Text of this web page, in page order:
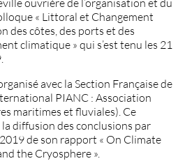
ouvrière de l’organisation et du
« Littoral et Changement
des côtes, des ports et des
climatique » qui s’est tenu les 21
avec la Section Française de
PIANC : Association
maritimes et fluviales). Ce
diffusion des conclusions par
de son rapport « On Climate
the Cryosphere ».